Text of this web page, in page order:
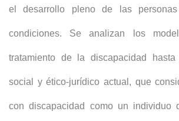
el desarrollo pleno de las
condiciones. Se analizan los
tratamiento de la discapacidad
social y ético-jurídico actual, que
con discapacidad como un individuo